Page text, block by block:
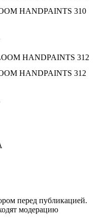
HANDPAINTS 310
HANDPAINTS 312
перед публикацией.
модерацию